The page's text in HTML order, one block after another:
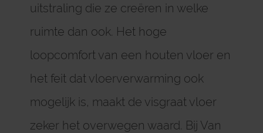
uitstraling die ze creëren in welke
ruimte dan ook. Het hoge
loopcomfort van een houten vloer en
het feit dat vloerverwarming ook
mogelijk is, maakt de visgraat vloer
zeker het overwegen waard. Bij Van